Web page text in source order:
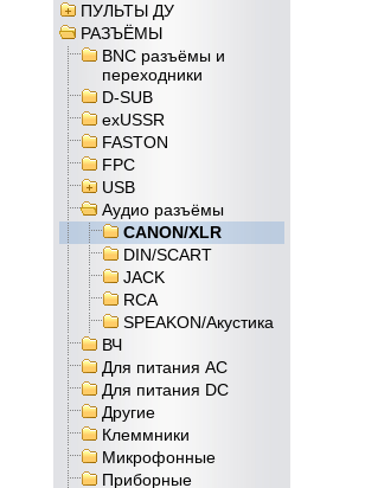
ПУЛЬТЫ ДУ
РАЗЪЁМЫ
BNC разъёмы и
переходники
D-SUB
exUSSR
FASTON
FPC
USB
Аудио разъёмы
CANON/XLR
DIN/SCART
JACK
RCA
SPEAKON/Акустика
ВЧ
Для питания AC
Для питания DC
Другие
Клеммники
Микрофонные
Приборные